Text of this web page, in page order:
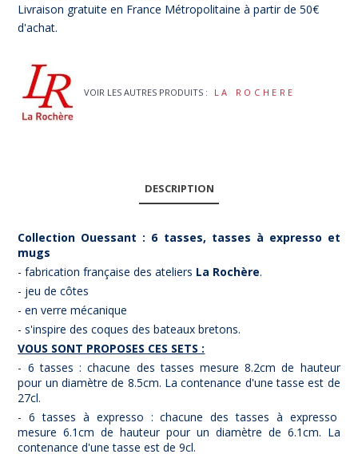
Livraison gratuite en France Métropolitaine à partir de 50€
d'achat.
VOIR LES AUTRES PRODUITS : LA ROCHERE
DESCRIPTION
Collection Ouessant : 6 tasses, tasses à expresso et
mugs
- fabrication française des ateliers La Rochère.
- jeu de côtes
- en verre mécanique
- s'inspire des coques des bateaux bretons.
VOUS SONT PROPOSES CES SETS :
- 6 tasses : chacune des tasses mesure 8.2cm de hauteur
pour un diamètre de 8.5cm. La contenance d'une tasse est de
27cl.
- 6 tasses à expresso : chacune des tasses à expresso
mesure 6.1cm de hauteur pour un diamètre de 6.1cm. La
contenance d'une tasse est de 9cl.